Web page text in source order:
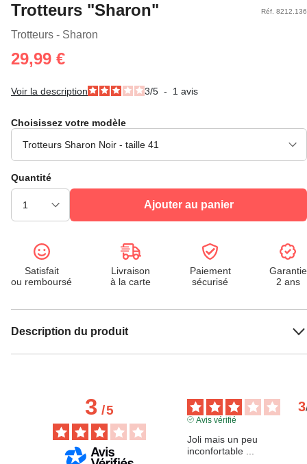
Trotteurs "Sharon"
Trotteurs - Sharon
Réf. 8212.136
29,99 €
Voir la description 3/5 - 1 avis
Choisissez votre modèle
Quantité
Ajouter au panier
Satisfait
ou remboursé
Livraison
à la carte
Paiement
sécurisé
Garantie
2 ans
Description du produit
3/5 3
Avis vérifié
Joli mais un peu
inconfortable ...